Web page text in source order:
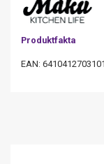
Produktfakta
EAN: 6410412703101